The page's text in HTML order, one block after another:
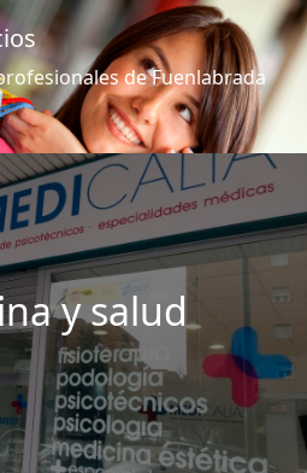
de Fuenlabrada
y salud